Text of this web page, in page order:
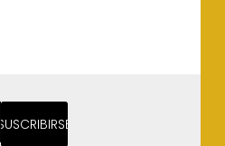
SUSCRIBIRSE